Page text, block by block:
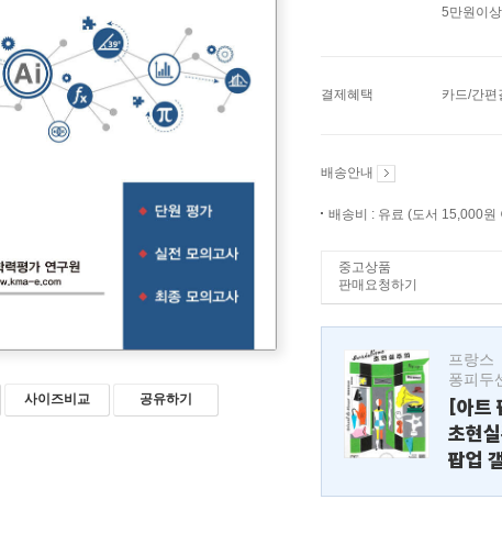
사이즈비교 공유하기
5만원이
결제혜택 카드/간편
배송안내
배송비 : 유료 (도서 15,000원
중고상품
판매요청하기
프랑스
퐁피두
[아트
초현
팝업